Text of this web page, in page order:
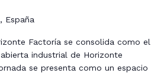
España
Factoría se consolida como el
industrial de Horizonte
se presenta como un espacio